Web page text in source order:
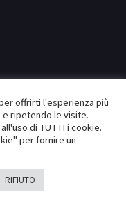
offrirti l'esperienza più
ripetendo le visite.
di TUTTI i cookie.
per fornire un
RIFIUTO